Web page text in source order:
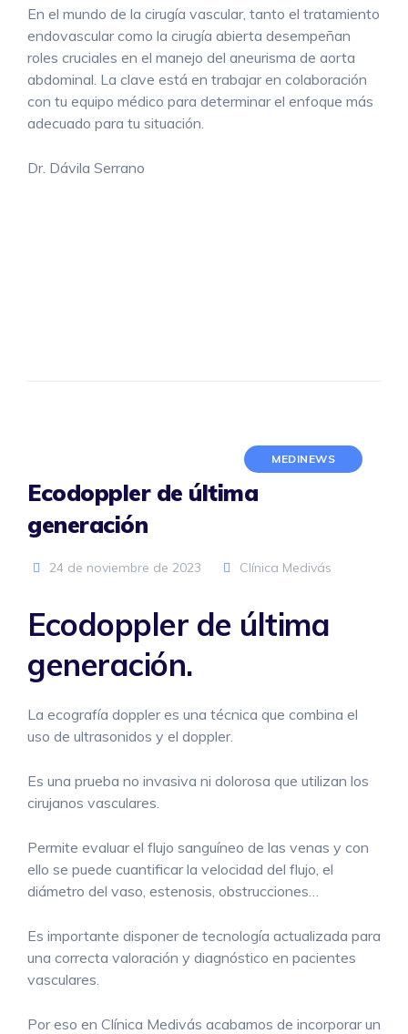
En el mundo de la cirugía vascular, tanto el tratamiento
endovascular como la cirugía abierta desempeñan
roles cruciales en el manejo del aneurisma de aorta
abdominal. La clave está en trabajar en colaboración
con tu equipo médico para determinar el enfoque más
adecuado para tu situación.
Dr. Dávila Serrano
MEDINEWS
Ecodoppler de última
generación
24 de noviembre de 2023 Clínica Medivás
Ecodoppler de última
generación.
La ecografía doppler es una técnica que combina el
uso de ultrasonidos y el doppler.
Es una prueba no invasiva ni dolorosa que utilizan los
cirujanos vasculares.
Permite evaluar el flujo sanguíneo de las venas y con
ello se puede cuantificar la velocidad del flujo, el
diámetro del vaso, estenosis, obstrucciones…
Es importante disponer de tecnología actualizada para
una correcta valoración y diagnóstico en pacientes
vasculares.
Por eso en Clínica Medivás acabamos de incorporar un